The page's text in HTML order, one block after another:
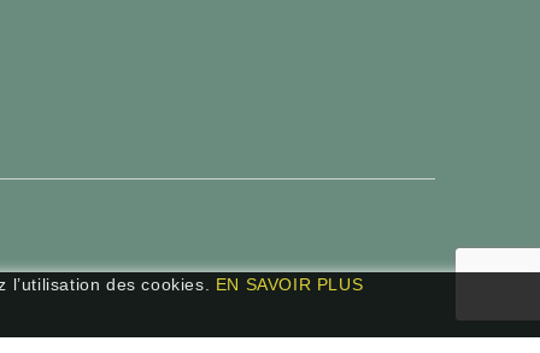
des cookies. EN SAVOIR PLUS